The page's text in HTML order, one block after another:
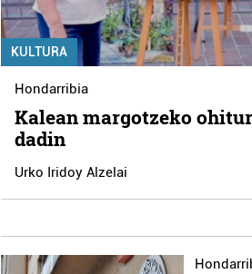
KULTURA
Hondarribia
Kalean margotzeko
dadin
Urko Iridoy Alzelai